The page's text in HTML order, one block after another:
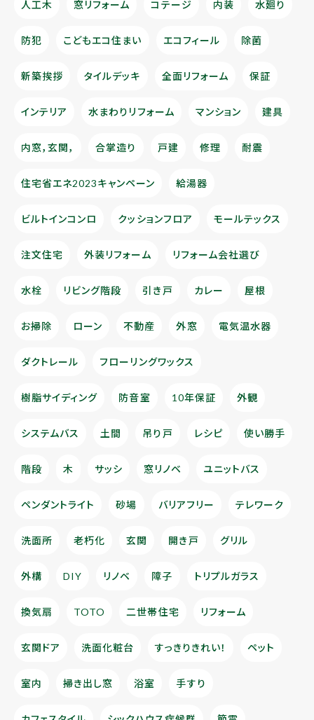
人工木 窓リフォーム コテージ 内装 水廻り
防犯 こどもエコ住まい エコフィール 除菌
新築挨拶 タイルデッキ 全面リフォーム 保証
インテリア 水まわりリフォーム マンション 建具
内窓，玄関， 合掌造り 戸建 修理 耐震
住宅省エネ2023キャンペーン 給湯器
ビルトインコンロ クッションフロア モールテックス
注文住宅 外装リフォーム リフォーム会社選び
水栓 リビング階段 引き戸 カレー 屋根
お掃除 ローン 不動産 外窓 電気温水器
ダクトレール フローリングワックス
樹脂サイディング 防音室 10年保証 外観
システムバス 土間 吊り戸 レシピ 使い勝手
階段 木 サッシ 窓リノベ ユニットバス
ペンダントライト 砂場 バリアフリー テレワーク
洗面所 老朽化 玄関 開き戸 グリル
外構 DIY リノベ 障子 トリプルガラス
換気扇 TOTO 二世帯住宅 リフォーム
玄関ドア 洗面化粧台 すっきりきれい！ ペット
室内 掃き出し窓 浴室 手すり